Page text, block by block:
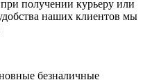
получении курьеру или
наших клиентов мы
безналичные